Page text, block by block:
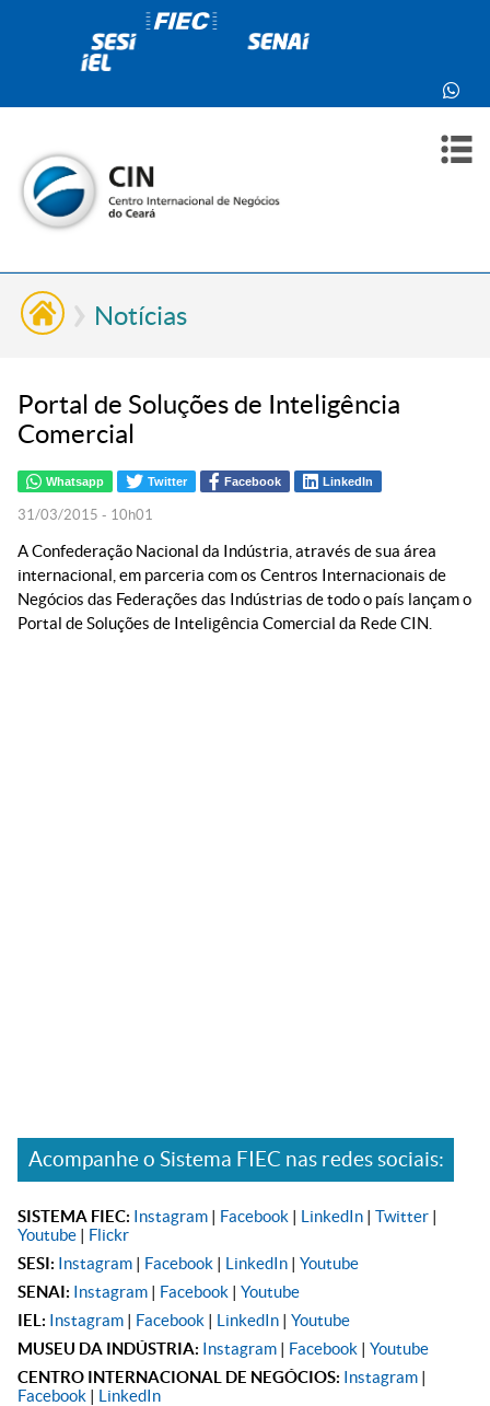
Notícias
Portal de Soluções de Inteligência
Comercial
Whatsapp Twitter Facebook LinkedIn
31/03/2015 - 10h01
A Confederação Nacional da Indústria, através de sua área
internacional, em parceria com os Centros Internacionais de
Negócios das Federações das Indústrias de todo o país lançam o
Portal de Soluções de Inteligência Comercial da Rede CIN.
Acompanhe o Sistema FIEC nas redes sociais:
SISTEMA FIEC: Instagram | Facebook | LinkedIn | Twitter |
Youtube | Flickr
SESI: Instagram | Facebook | LinkedIn | Youtube
SENAI: Instagram | Facebook | Youtube
IEL: Instagram | Facebook | LinkedIn | Youtube
MUSEU DA INDÚSTRIA: Instagram | Facebook | Youtube
CENTRO INTERNACIONAL DE NEGÓCIOS: Instagram |
Facebook | LinkedIn